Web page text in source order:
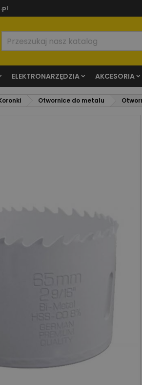
ELEKTRONARZĘDZIA AKCESORIA
Otwornice do metalu